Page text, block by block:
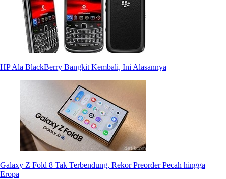
HP Ala BlackBerry Bangkit Kembali, Ini Alasannya
Galaxy Z Fold 8 Tak Terbendung, Rekor Preorder Pecah hingga
Eropa